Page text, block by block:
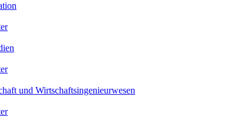
und Wirtschaftsingenieurwesen